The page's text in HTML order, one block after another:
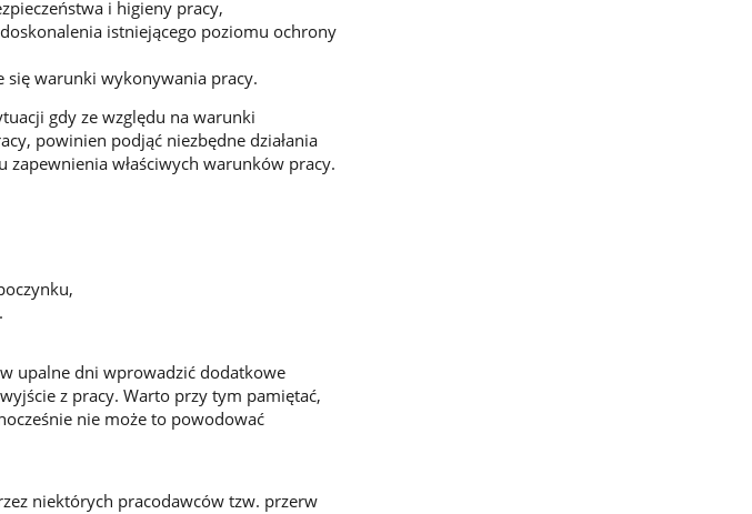
i higieny pracy,
istniejącego poziomu ochrony
się warunki wykonywania pracy.
gdy ze względu na warunki
powinien podjąć niezbędne działania
właściwych warunków pracy.
upalne dni wprowadzić dodatkowe
z pracy. Warto przy tym pamiętać,
nie może to powodować
niektórych pracodawców tzw. przerw